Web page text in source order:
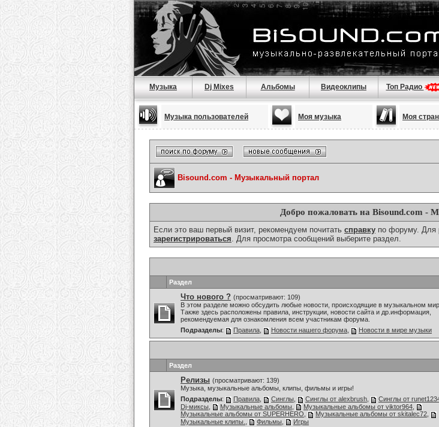
Музыка Dj Mixes Альбомы Видеоклипы Топ Радио
Музыка пользователей Моя музыка Моя
Bisound.com - Музыкальный портал
Добро пожаловать на Bisound.com -
Если это ваш первый визит, рекомендуем почитать справку по форуму. Для
зарегистрироваться. Для просмотра сообщений выберите раздел.
Раздел
Что нового ? (просматривают: 109)
В этом разделе можно обсудить любые новости, происходящие в музыкальном
Также здесь расположены правила, инструкции, новости сайта и др.информация,
рекомендуемая для ознакомления всем участникам форума.
Подразделы: Правила Новости нашего форума Новости в мире музыки
Раздел
Релизы (просматривают: 139)
Музыка, музыкальные альбомы, клипы, фильмы и игры!
Подразделы: Правила Синглы Синглы от alexbrush Синглы от
Dj-миксы
Музыкальные альбомы Музыкальные альбомы от viktor964
Музыкальные альбомы от SUPERHERO
Музыкальные альбомы от skitalec72
Музыкальные клипы.
Фильмы Игры